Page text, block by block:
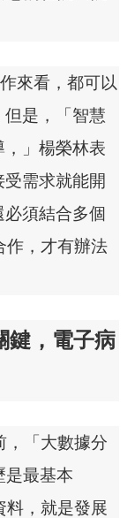
來看，都可以
是，「智慧
」楊榮林表
需求就能開
須結合多個
作，才有辦法
鍵，電子病
，「大數據分
是最基本
料，就是發展